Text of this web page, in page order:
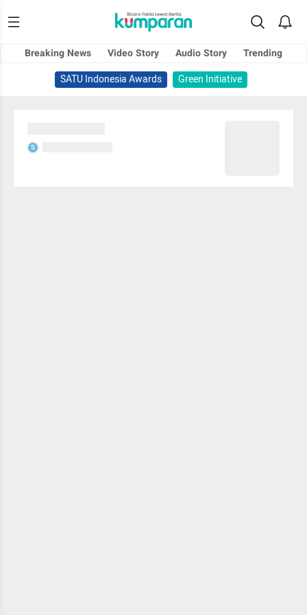
Breaking News Video Story Audio Story
Trending
SATU Indonesia Awards
Green Initiative
S